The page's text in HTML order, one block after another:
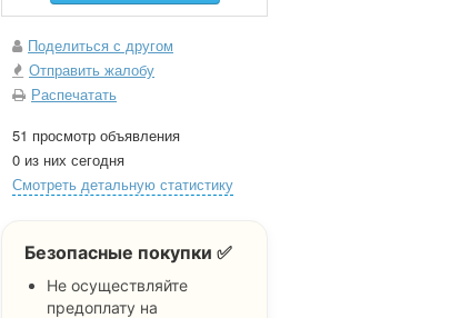
Поделиться с другом
Отправить жалобу
Распечатать
51 просмотр объявления
0 из них сегодня
Смотреть детальную статистику
Безопасные покупки ✅
Не осуществляйте
предоплату на